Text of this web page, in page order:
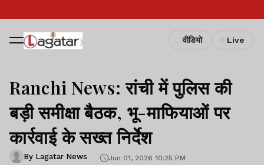
वीडियो Live
Ranchi News: रांची में पुलिस की
बड़ी समीक्षा बैठक, भू-माफियाओं पर
कार्रवाई के सख्त निर्देश
By Lagatar News Jun 01, 2026 10:25 PM